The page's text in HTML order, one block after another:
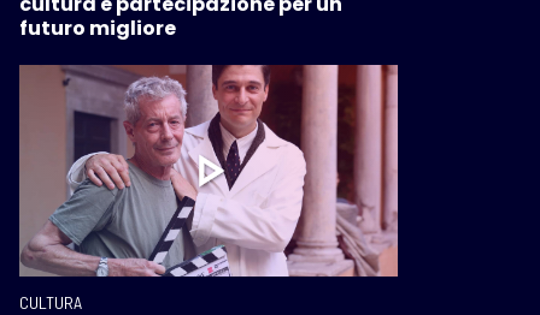
futuro migliore
CULTURA